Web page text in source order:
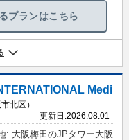
プランはこちら
Medi
北区）
更新日:2026.08.01
: 大阪梅田のJPタワー大阪